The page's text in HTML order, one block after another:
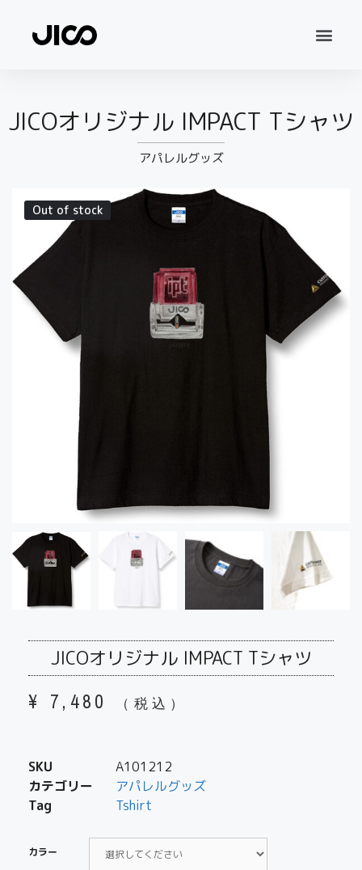
JICOオリジナル IMPACT Tシャツ
アパレルグッズ
Out of stock
JICOオリジナル IMPACT Tシャツ
¥ 7,480 （税込）
SKU
A101212
カテゴリー
アパレルグッズ
Tag
Tshirt
カラー